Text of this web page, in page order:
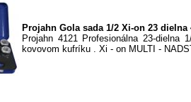
Projahn Gola sada 1/2 Xi-on 23 dielna
Projahn 4121 Profesionálna 23-
kovovom kufríku . Xi - on MULTI -